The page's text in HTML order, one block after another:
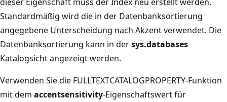
Standardmäßig wird die in der Datenbanksortierung
angegebene Unterscheidung nach Akzent verwendet. Die
Datenbanksortierung kann in dersys.databases-
Katalogsicht angezeigt werden.
Verwenden Sie die FULLTEXTCATALOGPROPERTY-Funktion
mit dem accentsensitivity-Eigenschaftswert für